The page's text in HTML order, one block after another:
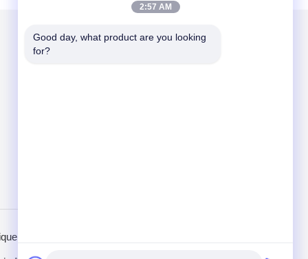
Mail nous
de confidentialité
2:57 AM
Good day, what product are you looking
for?